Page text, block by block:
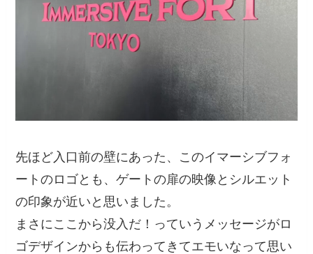
先ほど入口前の壁にあった、このイマーシブフォ
ートのロゴとも、ゲートの扉の映像とシルエット
の印象が近いと思いました。
まさにここから没入だ！っていうメッセージがロ
ゴデザインからも伝わってきてエモいなって思い